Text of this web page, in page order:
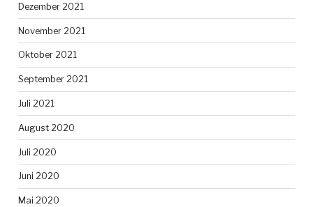
Dezember 2021
November 2021
Oktober 2021
September 2021
Juli 2021
August 2020
Juli 2020
Juni 2020
Mai 2020